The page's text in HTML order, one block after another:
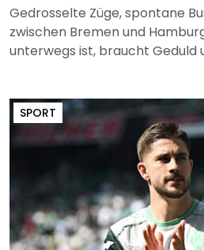
Gedrosselte Züge, spontane
zwischen Bremen und
unterwegs ist, braucht Geduld
SPORT